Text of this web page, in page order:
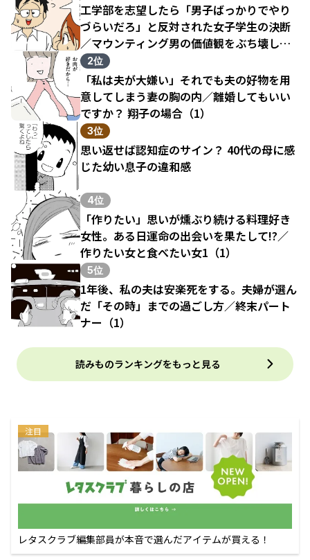
工学部を志望したら「男子ばっかりでやり
づらいだろ」と反対された女子学生の決断
／マウンティング男の価値観をぶち壊した
結果（1）
2位
「私は夫が大嫌い」それでも夫の好物を用
意してしまう妻の胸の内／離婚してもいい
ですか？ 翔子の場合（1）
3位
思い返せば認知症のサイン？ 40代の母に感
じた幼い息子の違和感
4位
「作りたい」思いが燻ぶり続ける料理好き
女性。ある日運命の出会いを果たして!?／
作りたい女と食べたい女1（1）
5位
1年後、私の夫は安楽死をする。夫婦が選ん
だ「その時」までの過ごし方／終末パート
ナー（1）
読みものランキングをもっと見る
注目
レタスクラブ編集部員が本音で選んだアイテムが買える！